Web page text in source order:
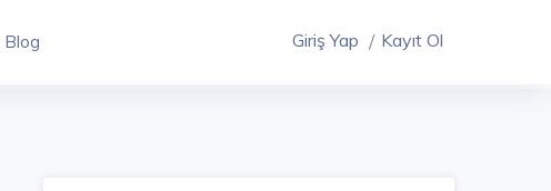
Blog Giriş Yap Kayıt Ol